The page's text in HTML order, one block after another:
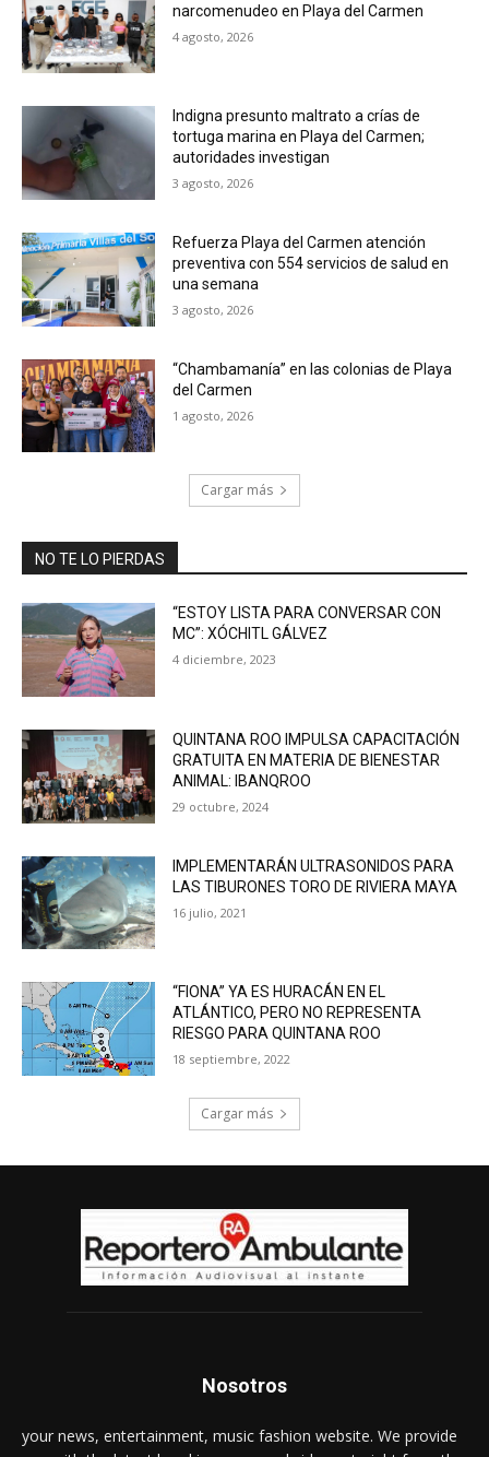
narcomenudeo en Playa del Carmen
4 agosto, 2026
Indigna presunto maltrato a crías de
tortuga marina en Playa del Carmen;
autoridades investigan
3 agosto, 2026
Refuerza Playa del Carmen atención
preventiva con 554 servicios de salud en
una semana
3 agosto, 2026
“Chambamanía” en las colonias de Playa
del Carmen
1 agosto, 2026
Cargar más
NO TE LO PIERDAS
“ESTOY LISTA PARA CONVERSAR CON
MC”: XÓCHITL GÁLVEZ
4 diciembre, 2023
QUINTANA ROO IMPULSA CAPACITACIÓN
GRATUITA EN MATERIA DE BIENESTAR
ANIMAL: IBANQROO
29 octubre, 2024
IMPLEMENTARÁN ULTRASONIDOS PARA
LAS TIBURONES TORO DE RIVIERA MAYA
16 julio, 2021
“FIONA” YA ES HURACÁN EN EL
ATLÁNTICO, PERO NO REPRESENTA
RIESGO PARA QUINTANA ROO
18 septiembre, 2022
Cargar más
Nosotros
your news, entertainment, music fashion website. We provide